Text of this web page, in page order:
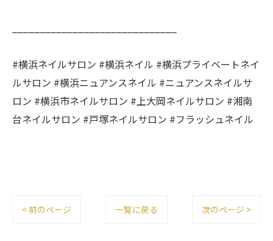
#横浜ネイルサロン #横浜ネイル #横浜プライベートネイ
ルサロン #横浜ニュアンスネイル #ニュアンスネイルサ
ロン #横浜市ネイルサロン #上大岡ネイルサロン #湘南
台ネイルサロン #戸塚ネイルサロン #フラッシュネイル
< 前のページ 一覧に戻る 次のページ >